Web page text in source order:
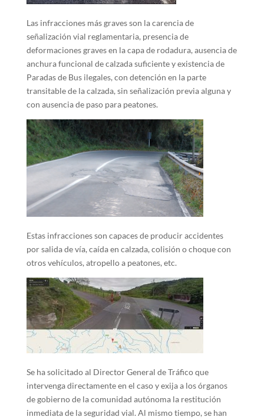
Las infracciones más graves son la carencia de
señalización vial reglamentaria, presencia de
deformaciones graves en la capa de rodadura, ausencia de
anchura funcional de calzada suficiente y existencia de
Paradas de Bus ilegales, con detención en la parte
transitable de la calzada, sin señalización previa alguna y
con ausencia de paso para peatones.
Estas infracciones son capaces de producir accidentes
por salida de vía, caída en calzada, colisión o choque con
otros vehículos, atropello a peatones, etc.
Se ha solicitado al Director General de Tráfico que
intervenga directamente en el caso y exija a los órganos
de gobierno de la comunidad autónoma la restitución
inmediata de la seguridad vial. Al mismo tiempo, se han